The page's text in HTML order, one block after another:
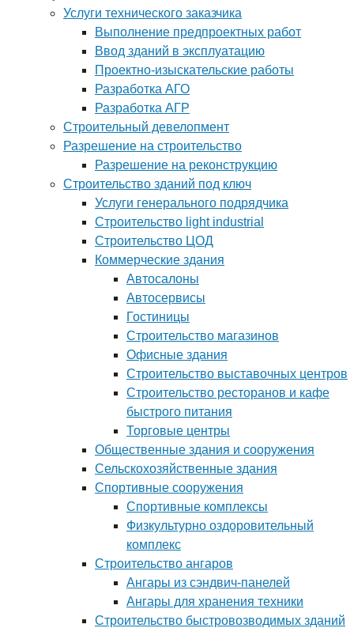
Услуги технического заказчика
Выполнение предпроектных работ
Ввод зданий в эксплуатацию
Проектно-изыскательские работы
Разработка АГО
Разработка АГР
Строительный девелопмент
Разрешение на строительство
Разрешение на реконструкцию
Строительство зданий под ключ
Услуги генерального подрядчика
Строительство light industrial
Строительство ЦОД
Коммерческие здания
Автосалоны
Автосервисы
Гостиницы
Строительство магазинов
Офисные здания
Строительство выставочных центров
Строительство ресторанов и кафе
быстрого питания
Торговые центры
Общественные здания и сооружения
Сельскохозяйственные здания
Спортивные сооружения
Спортивные комплексы
Физкультурно оздоровительный
комплекс
Строительство ангаров
Ангары из сэндвич-панелей
Ангары для хранения техники
Строительство быстровозводимых зданий